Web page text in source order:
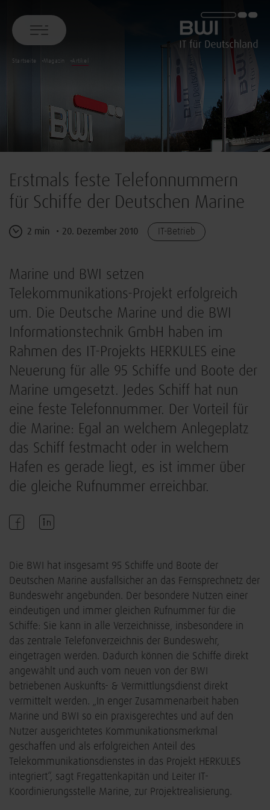
BWI GmbH
Startseite Magazin Artikel
© BWI GmbH
Erstmals feste Telefonnummern
für Schiffe der Deutschen Marine
2 min 20. Dezember 2010 IT-Betrieb
Marine und BWI setzen
Telekommunikations-Projekt erfolgreich
um. Die Deutsche Marine und die BWI
Informationstechnik GmbH haben im
Rahmen des IT-Projekts HERKULES eine
Neuerung für alle 95 Schiffe und Boote der
Marine umgesetzt. Jedes Schiff hat nun
eine feste Telefonnummer. Der Vorteil für
die Marine: Egal an welchem Anlegeplatz
das Schiff festmacht oder in welchem
Hafen es gerade liegt, es ist immer über
die gleiche Rufnummer erreichbar.
Die BWI hat insgesamt 95 Schiffe und Boote der
Deutschen Marine ausfallsicher an das Fernsprechnetz der
Bundeswehr angebunden. Der besondere Nutzen einer
eindeutigen und immer gleichen Rufnummer für die
Schiffe: Sie kann in alle Verzeichnisse, insbesondere in
das zentrale Telefonverzeichnis der Bundeswehr,
eingetragen werden. Dadurch können die Schiffe direkt
angewählt und auch vom neuen von der BWI
betriebenen Auskunfts- & Vermittlungsdienst direkt
vermittelt werden. „In enger Zusammenarbeit haben
Marine und BWI so ein praxisgerechtes und auf den
Nutzer ausgerichtetes Kommunikationsmerkmal
geschaffen und als erfolgreichen Anteil des
Telekommunikationsdienstes in das Projekt HERKULES
integriert“, sagt Fregattenkapitän und Leiter IT-
Koordinierungsstelle Marine, zur Projektrealisierung.